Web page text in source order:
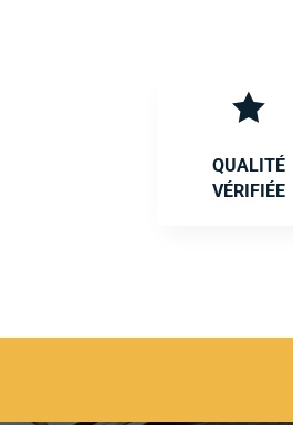

QUALITÉ
VÉRIFIÉE